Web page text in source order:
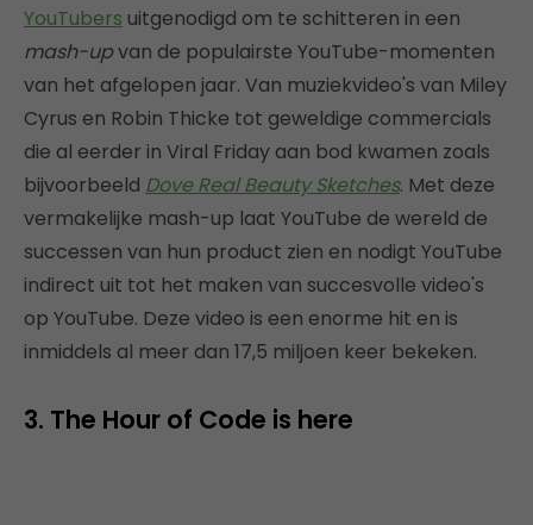
YouTubers uitgenodigd om te schitteren in een
mash-upvan de populairste YouTube-momenten
van het afgelopen jaar. Van muziekvideo's van Miley
Cyrus en Robin Thicke tot geweldige commercials
die al eerder in Viral Friday aan bod kwamen zoals
bijvoorbeeld Dove Real Beauty Sketches. Met deze
vermakelijke mash-up laat YouTube de wereld de
successen van hun product zien en nodigt YouTube
indirect uit tot het maken van succesvolle video's
op YouTube. Deze video is een enorme hit en is
inmiddels al meer dan 17,5 miljoen keer bekeken.
3. The Hour of Code is here